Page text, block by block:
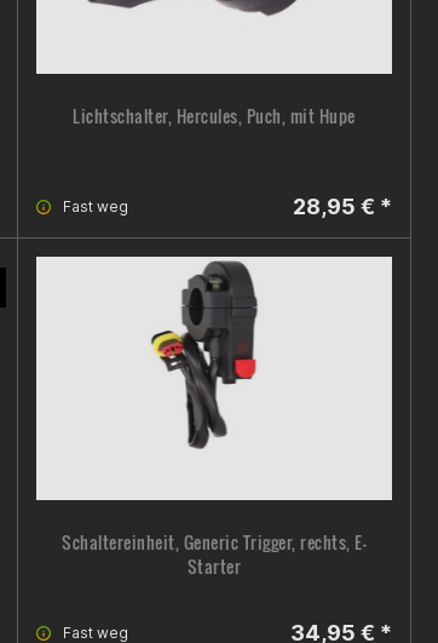
Lichtschalter, Hercules, Puch, mit Hupe
Fast weg 28,95 € *
Schaltereinheit, Generic Trigger, rechts, E-
Starter
Fast weg 34,95 € *